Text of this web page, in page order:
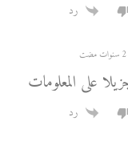
رد
على المعلومات
رد